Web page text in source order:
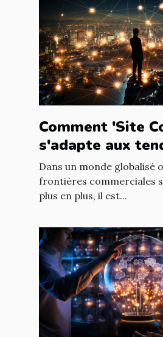
Comment 'Site
s'adapte aux
internationales
en ligne
Dans un monde globalisé
frontières commerciales
plus en plus, il est...